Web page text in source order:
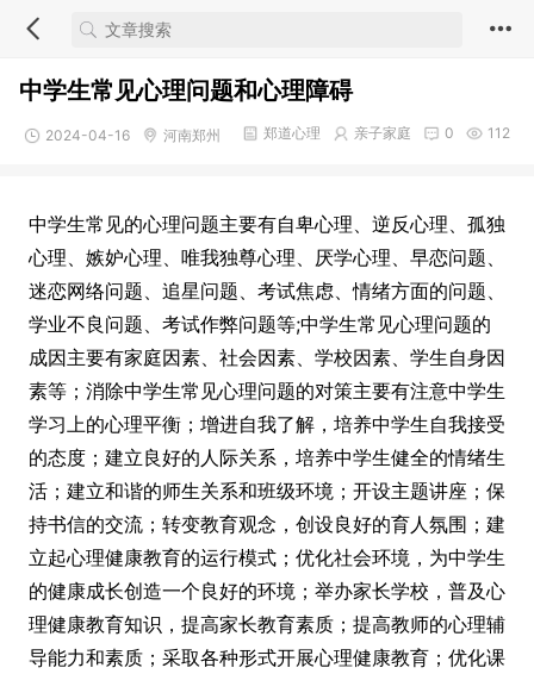
中学生常见心理问题和心理障碍
2024-04-16 河南郑州 112
0
亲子家庭
郑道心理
中学生常见的心理问题主要有自卑心理、逆反心理、孤独
心理、嫉妒心理、唯我独尊心理、 厌学心理、早恋问题、
迷恋网络问题、追星问题、 考试焦虑、情绪方面的问题、
学业不良问题、考试作弊问题等;中学生常见心理问题的
成因主要有家庭因素、社会因素、学校因素、学生自身因
素等；消除中学生常见心理问题的对策主要有注意中学生
学习上的心理平衡；增进自我了解，培养中学生自我接受
的态度；建立良好的人际关系，培养中学生健全的情绪生
活；建立和谐的师生关系和班级环境；开设主题讲座；保
持书信的交流；转变教育观念，创设良好的育人氛围；建
立起心理健康教育的运行模式；优化社会环境，为中学生
的健康成长创造一个良好的环境；举办家长学校，普及心
理健康教育知识，提高家长教育素质；提高教师的心理辅
导能力和素质；采取各种形式开展心理健康教育；优化课